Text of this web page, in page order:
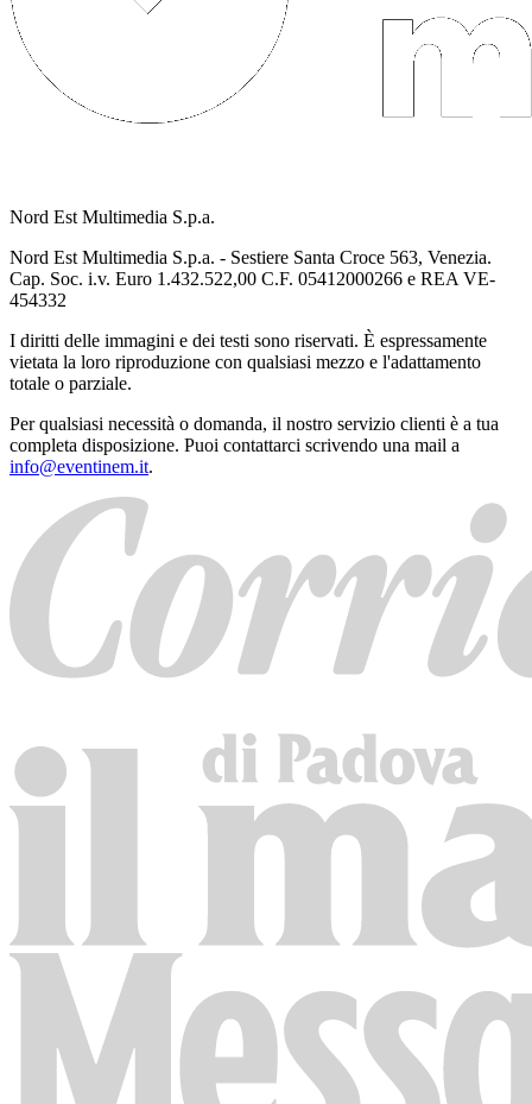
Nord Est Multimedia S.p.a.
Nord Est Multimedia S.p.a. - Sestiere Santa Croce 563, Venezia.
Cap. Soc. i.v. Euro 1.432.522,00 C.F. 05412000266 e REA VE-
454332
I diritti delle immagini e dei testi sono riservati. È espressamente
vietata la loro riproduzione con qualsiasi mezzo e l'adattamento
totale o parziale.
Per qualsiasi necessità o domanda, il nostro servizio clienti è a tua
completa disposizione. Puoi contattarci scrivendo una mail a
info@eventinem.it.